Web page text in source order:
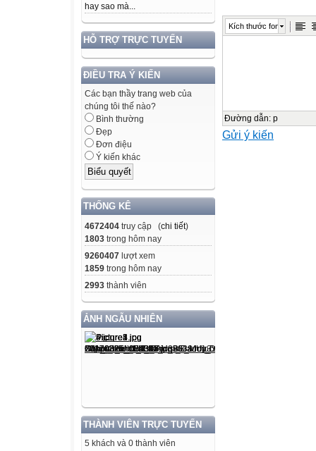
hay sao mà...
HỖ TRỢ TRỰC TUYẾN
ĐIỀU TRA Ý KIẾN
Các bạn thầy trang web của
chúng tôi thế nào?
Bình thường
Đẹp
Đơn điệu
Ý kiến khác
THỐNG KÊ
4672404 truy cập (chi tiết)
1803 trong hôm nay
9260407 lượt xem
1859 trong hôm nay
2993 thành viên
ẢNH NGẪU NHIÊN
THÀNH VIÊN TRỰC TUYẾN
5 khách và 0 thành viên
chi
tiết tiêu biểu, để
2. Năng lực
Năng lực chung
Kích thước font
Đường dẫn: p
Gửi ý kiến